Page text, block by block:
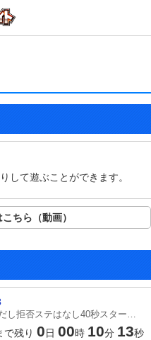
して遊ぶことができます。
ちら（動画）
メイトルールと基本的に同じです、ただし拒否ステはなし40秒スタートですロボットのビーム等の時間経過系のやつは試合が始まる前に吐き出してくださいラグが起こった場合はすぐに試合を中断し、収まったら再開してください、試合続行が不可能な場合は回線状況が良い方を勝ちにしてください部屋の設定は部屋を作る側がフレンドのみにしてもらい（パスワードはなし）そこにフレンド申請を送ってもらい、部屋に入ってもらい対戦してもらう形になりますコメントを送って10分以上相手が来なかった場合不戦勝となりますトーナメントの上の人が基本的に部屋を作ってもらい、下の人がフレンド申請を送って下さいルールは以上です！それではみなさん頑張って下さい！
で残り 0日 00時 10分 12秒